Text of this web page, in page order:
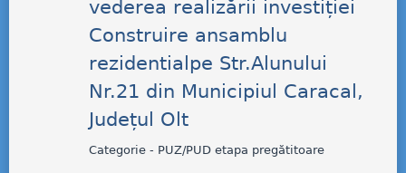
vederea realizării investiției
Construire ansamblu
rezidentialpe Str.Alunului
Nr.21 din Municipiul Caracal,
Județul Olt
Categorie - PUZ/PUD etapa pregătitoare